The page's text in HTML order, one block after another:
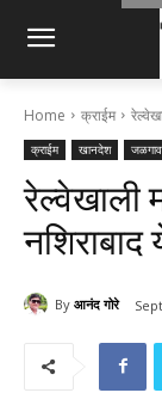
Home क्राईम
क्राईम खानदेश जळगाव
रेल्वेखाली
नशिराबाद
By आनंद गोरे